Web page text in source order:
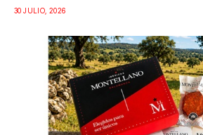
30 JULIO, 2026